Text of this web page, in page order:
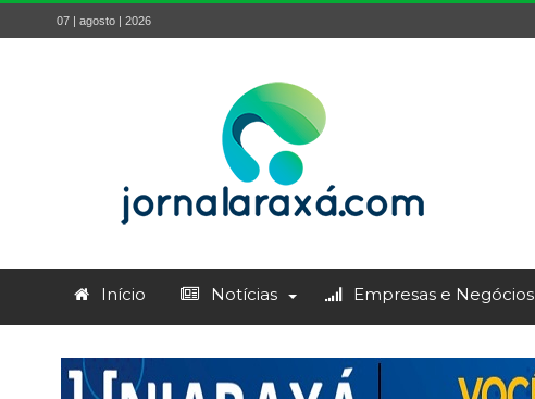
07 | agosto | 2026
Início Notícias Empresas e Negócios